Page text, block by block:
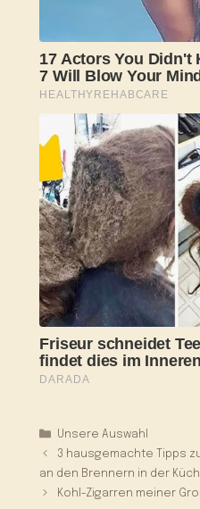
Kategorien
Unsere Auswahl
3 hausgemachte Tipps
an den Brennern in der
Kohl-Zigarren meiner